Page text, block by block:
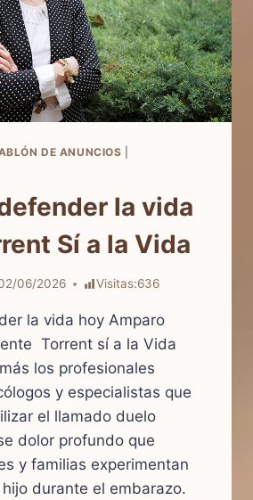
DE ANUNCIOS
la vida
Sí a la Vida
06/2026 Visitas:636
la vida hoy Amparo
Torrent sí a la Vida
los profesionales
y especialistas que
el llamado duelo
dolor profundo que
y familias experimentan
durante el embarazo.